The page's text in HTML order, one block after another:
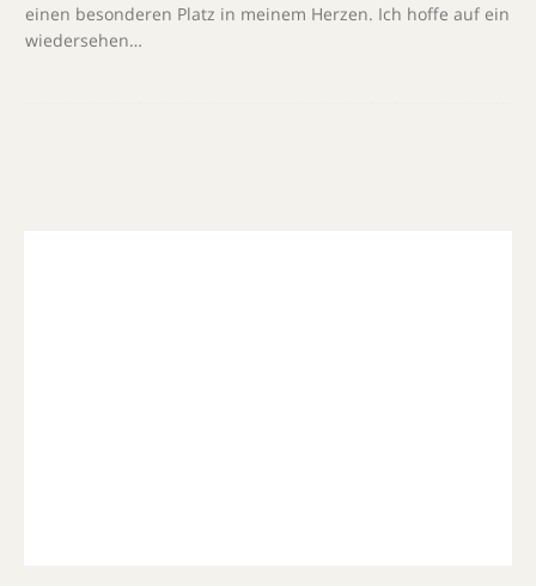
einen besonderen Platz in meinem Herzen. Ich hoffe auf ein
wiedersehen…